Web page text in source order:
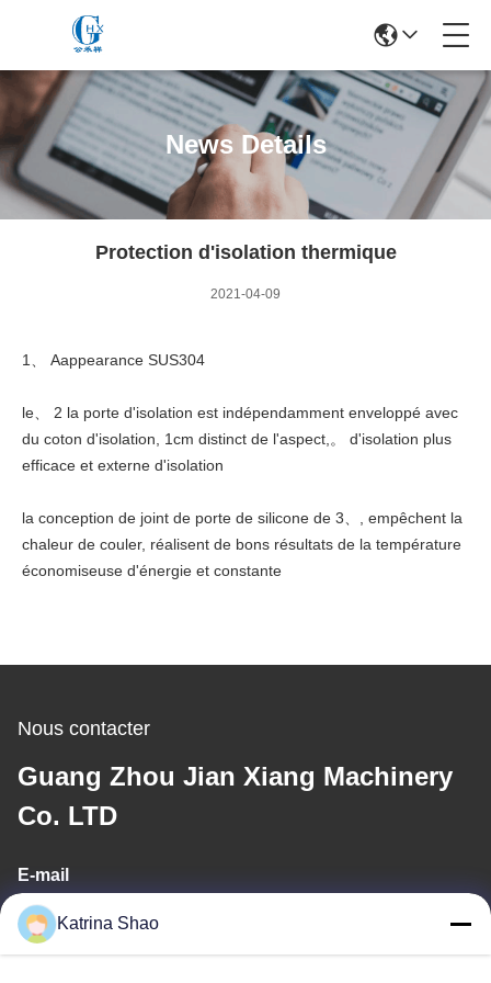
News Details
Protection d'isolation thermique
2021-04-09
1、 Aappearance SUS304
le、 2 la porte d'isolation est indépendamment enveloppé avec
du coton d'isolation, 1cm distinct de l'aspect,。 d'isolation plus
efficace et externe d'isolation
la conception de joint de porte de silicone de 3、, empêchent la
chaleur de couler, réalisent de bons résultats de la température
économiseuse d'énergie et constante
Nous contacter
Guang Zhou Jian Xiang Machinery
Co. LTD
E-mail
katrina@jxmachineryco.com
Katrina Shao